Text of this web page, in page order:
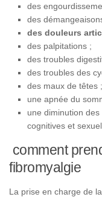
des
des
des douleurs
des palpitations ;
des troubles
des troubles des
des maux de têtes ;
une apnée du
une diminution des
cognitives et
comment
fibromyalgie
La prise en charge de